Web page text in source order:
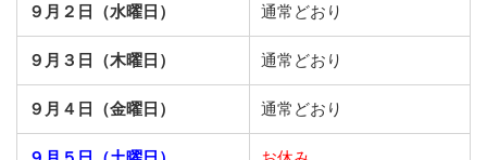
９月２日（水曜日） 通常どおり
９月３日（木曜日） 通常どおり
９月４日（金曜日） 通常どおり